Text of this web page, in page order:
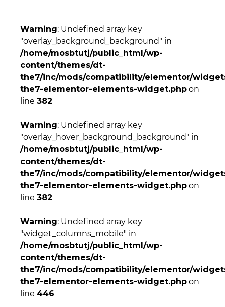
Warning: Undefined array key
"overlay_background_background" in
/home/mosbtutj/public_html/wp-
content/themes/dt-
the7/inc/mods/compatibility/elementor/
the7-elementor-elements-widget.php on
line 382
Warning: Undefined array key
"overlay_hover_background_background" in
/home/mosbtutj/public_html/wp-
content/themes/dt-
the7/inc/mods/compatibility/elementor/
the7-elementor-elements-widget.php on
line 382
Warning: Undefined array key
"widget_columns_mobile" in
/home/mosbtutj/public_html/wp-
content/themes/dt-
the7/inc/mods/compatibility/elementor/
the7-elementor-elements-widget.php on
line 446